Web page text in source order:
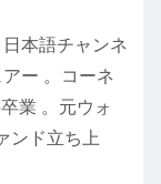
本語チャンネ
ー 。コーネ
業 。元ウォ
ンド立ち上